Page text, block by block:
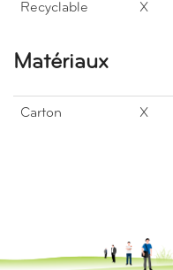
Recyclable X
Matériaux
Carton X